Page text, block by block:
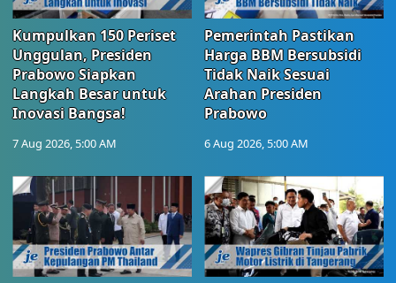
Kumpulkan 150 Periset
Unggulan, Presiden
Prabowo Siapkan
Langkah Besar untuk
Inovasi Bangsa!
7 Aug 2026, 5:00 AM
Pemerintah Pastikan
Harga BBM Bersubsidi
Tidak Naik Sesuai
Arahan Presiden
Prabowo
6 Aug 2026, 5:00 AM